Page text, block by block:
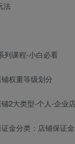
法
列课程-小白必看
铺权重等级划分
铺2大类型-个人-企业店
证金分类：店铺保证